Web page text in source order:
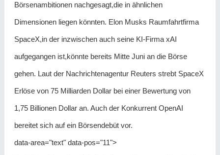
Börsenambitionen nachgesagt,die in ähnlichen
Dimensionen liegen könnten. Elon Musks Raumfahrtfirma
SpaceX,in der inzwischen auch seine KI-Firma xAI
aufgegangen ist,könnte bereits Mitte Juni an die Börse
gehen. Laut der Nachrichtenagentur Reuters strebt SpaceX
Erlöse von ‌75 Milliarden Dollar bei einer Bewertung von
1,75 Billionen Dollar an. Auch der Konkurrent OpenAI
bereitet sich auf ein Börsendebüt vor.
data-area="text" data-pos="11">